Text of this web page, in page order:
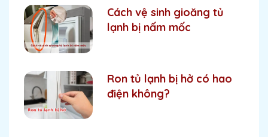
Cách vệ sinh gioăng tủ
lạnh bị nấm mốc
Ron tủ lạnh bị hở có hao
điện không?